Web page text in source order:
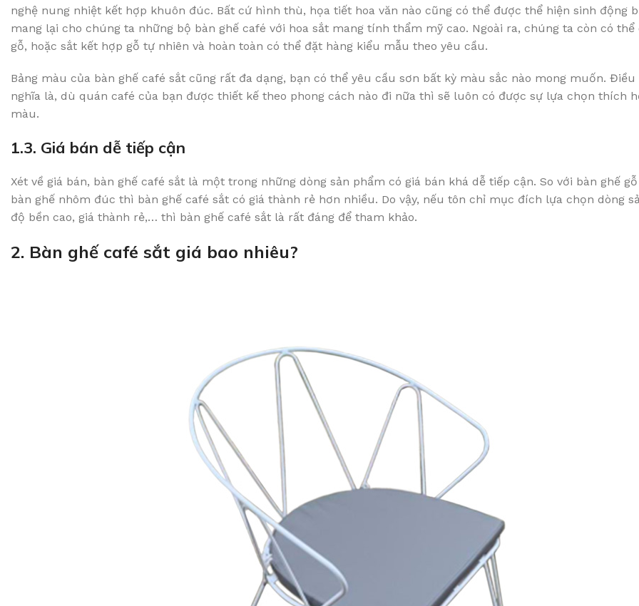
nghệ nung nhiệt kết hợp khuôn đúc. Bất cứ hình thù, họa tiết hoa văn nào cũng có thể được thể hiện sinh động
mang lại cho chúng ta những bộ bàn ghế café với hoa sắt mang tính thẩm mỹ cao. Ngoài ra, chúng ta còn có thể
gỗ, hoặc sắt kết hợp gỗ tự nhiên và hoàn toàn có thể đặt hàng kiểu mẫu theo yêu cầu.
Bảng màu của bàn ghế café sắt cũng rất đa dạng, bạn có thể yêu cầu sơn bất kỳ màu sắc nào mong muốn. Điều
nghĩa là, dù quán café của bạn được thiết kế theo phong cách nào đi nữa thì sẽ luôn có được sự lựa chọn thích
màu.
1.3. Giá bán dễ tiếp cận
Xét về giá bán, bàn ghế café sắt là một trong những dòng sản phẩm có giá bán khá dễ tiếp cận. So với bàn ghế
bàn ghế nhôm đúc thì bàn ghế café sắt có giá thành rẻ hơn nhiều. Do vậy, nếu tôn chỉ mục đích lựa chọn dòng
độ bền cao, giá thành rẻ,… thì bàn ghế café sắt là rất đáng để tham khảo.
2. Bàn ghế café sắt giá bao nhiêu?